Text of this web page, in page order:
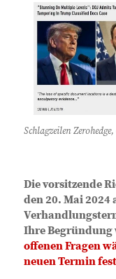
Schlagzeilen
Die vorsitzende
den 20. Mai 2024
Ihre
offenen Fragen
neuen Termin